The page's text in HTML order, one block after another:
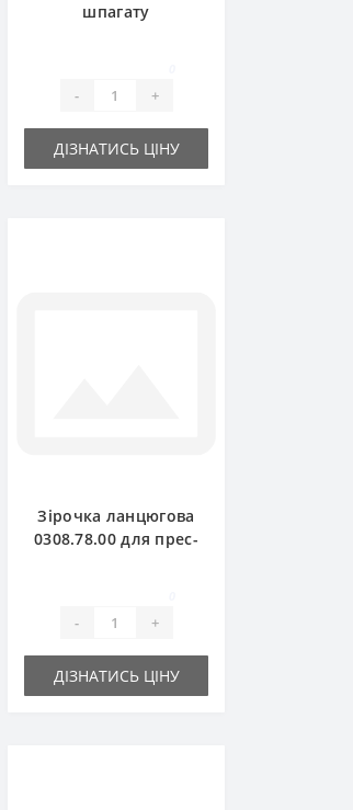
шпагату
- +
ДІЗНАТИСЬ ЦІНУ
Зірочка ланцюгова
0308.78.00 для прес-
- +
ДІЗНАТИСЬ ЦІНУ